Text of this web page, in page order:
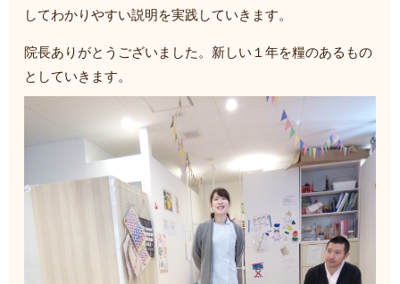
してわかりやすい説明を実践していきます。
院長ありがとうございました。新しい１年を糧のあるもの
としていきます。